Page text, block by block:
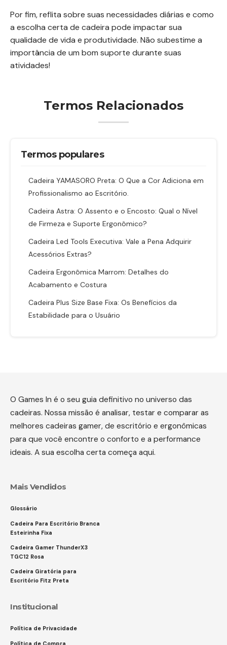
Por fim, reflita sobre suas necessidades diárias e como
a escolha certa de cadeira pode impactar sua
qualidade de vida e produtividade. Não subestime a
importância de um bom suporte durante suas
atividades!
Termos Relacionados
Termos populares
Cadeira YAMASORO Preta: O Que a Cor Adiciona em
Profissionalismo ao Escritório.
Cadeira Astra: O Assento e o Encosto: Qual o Nível
de Firmeza e Suporte Ergonômico?
Cadeira Led Tools Executiva: Vale a Pena Adquirir
Acessórios Extras?
Cadeira Ergonômica Marrom: Detalhes do
Acabamento e Costura
Cadeira Plus Size Base Fixa: Os Benefícios da
Estabilidade para o Usuário
O Games In é o seu guia definitivo no universo das
cadeiras. Nossa missão é analisar, testar e comparar as
melhores cadeiras gamer, de escritório e ergonômicas
para que você encontre o conforto e a performance
ideais. A sua escolha certa começa aqui.
Mais Vendidos
Glossário
Cadeira Para Escritório Branca
Esteirinha Fixa
Cadeira Gamer ThunderX3
TGC12 Rosa
Cadeira Giratória para
Escritório Fitz Preta
Institucional
Política de Privacidade
Política de Compra